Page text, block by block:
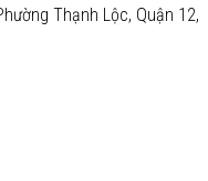
Thạnh Lộc, Quận 12,